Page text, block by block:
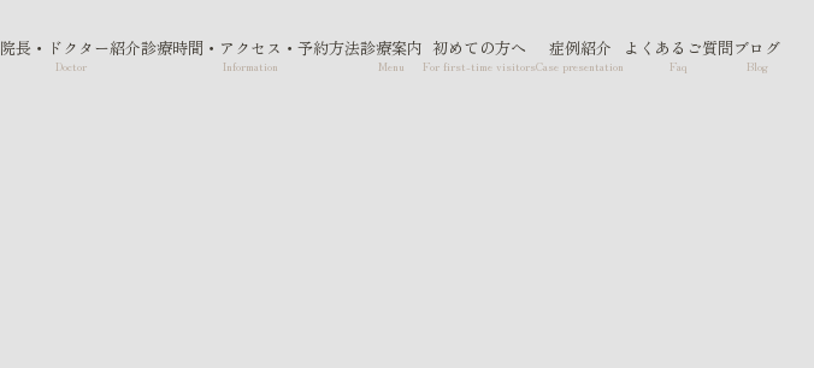
院長・ドクター紹介
Doctor
診療時間・アクセス・予約方法
Information
診療案内
Menu
初めての方へ
For first-time visitors
症例紹介
Case presentation
よくあるご質問
Faq
ブログ
Blog